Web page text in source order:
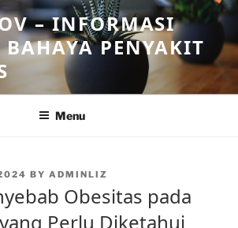
– INFORMASI
BAHAYA PENYAKIT
Menu
BY ADMINLIZ
Obesitas pada
Perlu Diketahui